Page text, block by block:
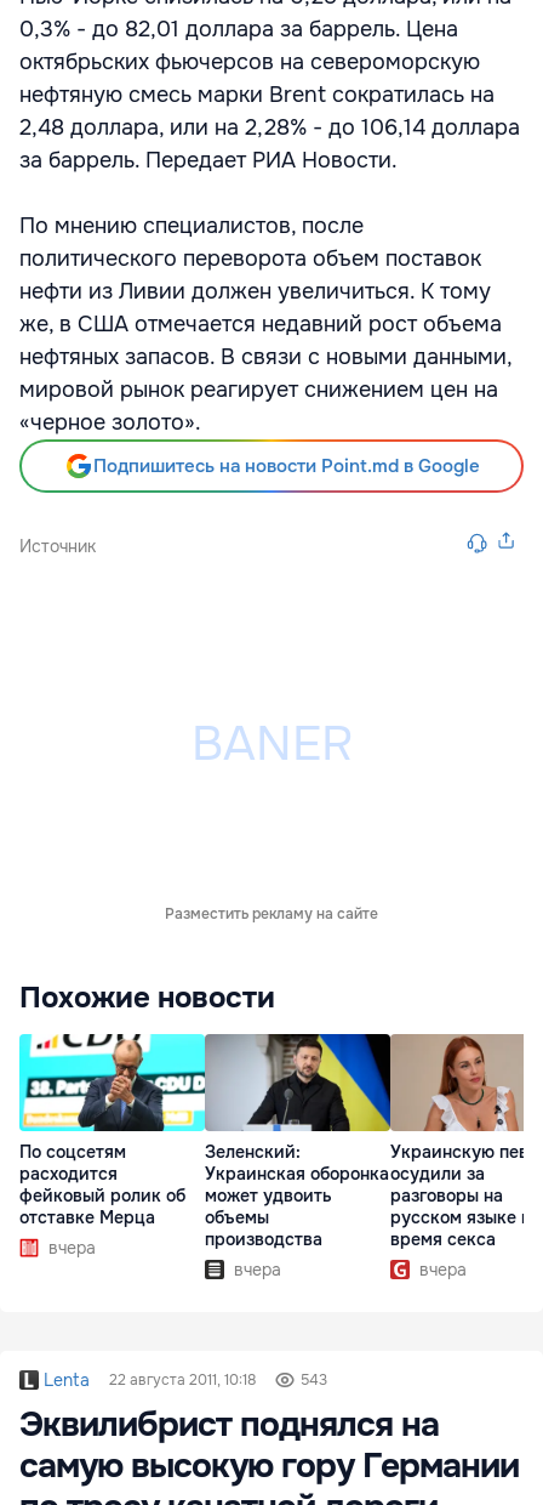
0,3% - до 82,01 доллара за баррель. Цена
октябрьских фьючерсов на североморскую
нефтяную смесь марки Brent сократилась на
2,48 доллара, или на 2,28% - до 106,14 доллара
за баррель. Передает РИА Новости.
По мнению специалистов, после
политического переворота объем поставок
нефти из Ливии должен увеличиться. К тому
же, в США отмечается недавний рост объема
нефтяных запасов. В связи с новыми данными,
мировой рынок реагирует снижением цен на
«черное золото».
Подпишитесь на новости Point.md в Google
Источник
Разместить рекламу на сайте
Похожие новости
По соцсетям
расходится
фейковый ролик об
отставке Мерца
вчера
Зеленский:
Украинская оборонка
может удвоить
объемы
производства
вчера
Украинскую
осудили за
разговоры на
русском языке во
время секса
вчера
Lenta 22 августа 2011, 10:18 543
Эквилибрист поднялся на
самую высокую гору Германии